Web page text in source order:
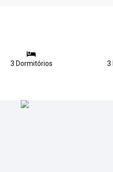
3 Dormitórios 3